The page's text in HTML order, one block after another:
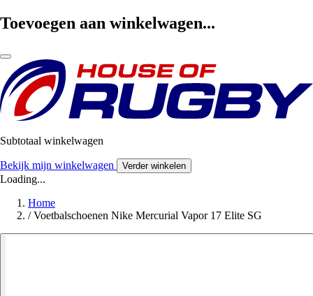
Toevoegen aan winkelwagen...
Subtotaal winkelwagen
Bekijk mijn winkelwagen Verder winkelen
Loading...
Home
/ Voetbalschoenen Nike Mercurial Vapor 17 Elite SG